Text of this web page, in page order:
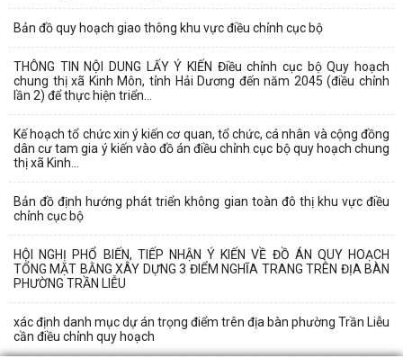
Bản đồ quy hoạch giao thông khu vực điều chỉnh cục bộ
THÔNG TIN NỘI DUNG LẤY Ý KIẾN Điều chỉnh cục bộ Quy hoạch
chung thị xã Kinh Môn, tỉnh Hải Dương đến năm 2045 (điều chỉnh
lần 2) để thực hiện triển...
Kế hoạch tổ chức xin ý kiến cơ quan, tổ chức, cá nhân và cộng đồng
dân cư tam gia ý kiến vào đồ án điều chỉnh cục bộ quy hoạch chung
thị xã Kinh...
Bản đồ định hướng phát triển không gian toàn đô thị khu vực điều
chỉnh cục bộ
HỘI NGHỊ PHỔ BIẾN, TIẾP NHẬN Ý KIẾN VỀ ĐỒ ÁN QUY HOẠCH
TỔNG MẶT BẰNG XÂY DỰNG 3 ĐIỂM NGHĨA TRANG TRÊN ĐỊA BÀN
PHƯỜNG TRẦN LIỄU
xác định danh mục dự án trọng điểm trên địa bàn phường Trần Liễu
cần điều chỉnh quy hoạch